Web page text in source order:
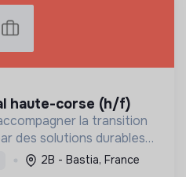
haute-corse (h/f)
la transition
des solutions durables
etc.) et la location de
2B - Bastia, France